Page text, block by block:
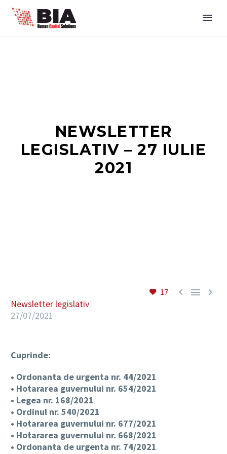
NEWSLETTER
LEGISLATIV – 27 IULIE
2021
17   
Newsletter legislativ
27/07/2021
Cuprinde:
• Ordonanta de urgenta nr. 44/2021
• Hotararea guvernului nr. 654/2021
• Legea nr. 168/2021
• Ordinul nr. 540/2021
• Hotararea guvernului nr. 677/2021
• Hotararea guvernului nr. 668/2021
• Ordonanta de urgenta nr. 74/2021